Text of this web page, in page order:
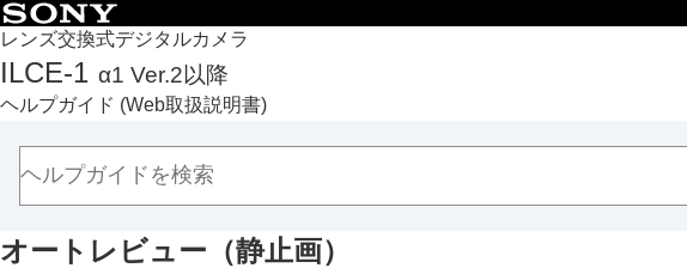
レンズ交換式デジタルカメラ
ILCE-1 α1 Ver.2以降
ヘルプガイド (Web取扱説明書)
トップページ
ヘルプガイドの使いかた
必ずお読みください
本体と付属品を確認する
本機の基本操作
オートレビュー （静止画）